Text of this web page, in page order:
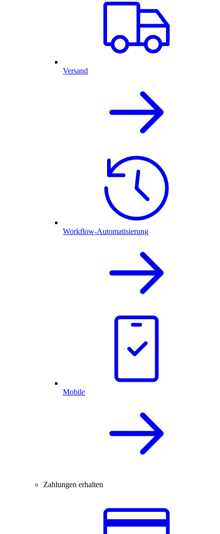
Versand
Workflow-Automatisierung
Mobile
Zahlungen erhalten